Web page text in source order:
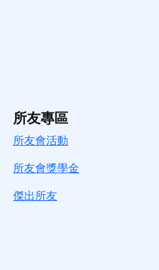
所友專區
所友會活動
所友會獎學金
傑出所友